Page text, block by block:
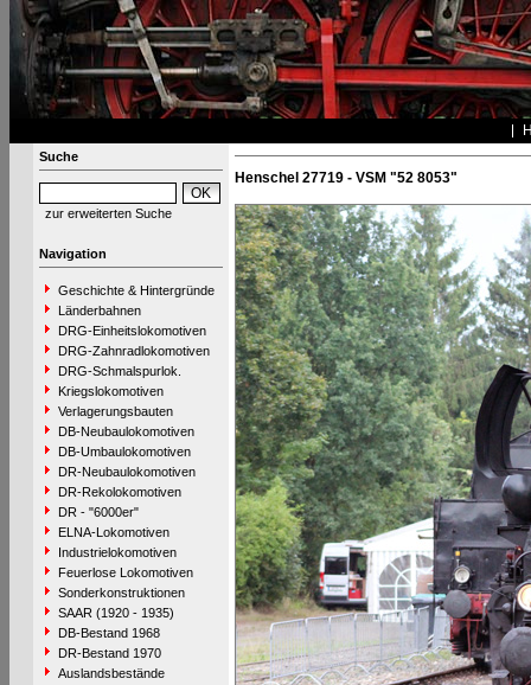
Suche
zur erweiterten Suche
Navigation
Geschichte & Hintergründe
Länderbahnen
DRG-Einheitslokomotiven
DRG-Zahnradlokomotiven
DRG-Schmalspurlok.
Kriegslokomotiven
Verlagerungsbauten
DB-Neubaulokomotiven
DB-Umbaulokomotiven
DR-Neubaulokomotiven
DR-Rekolokomotiven
DR - "6000er"
ELNA-Lokomotiven
Industrielokomotiven
Feuerlose Lokomotiven
Sonderkonstruktionen
SAAR (1920 - 1935)
DB-Bestand 1968
DR-Bestand 1970
Auslandsbestände
Henschel 27719 - VSM "52 8053"